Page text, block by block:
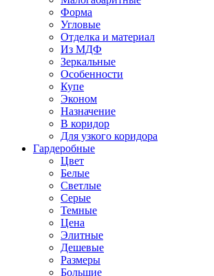
Форма
Угловые
Отделка и материал
Из МДФ
Зеркальные
Особенности
Купе
Эконом
Назначение
В коридор
Для узкого коридора
Гардеробные
Цвет
Белые
Светлые
Серые
Темные
Цена
Элитные
Дешевые
Размеры
Большие